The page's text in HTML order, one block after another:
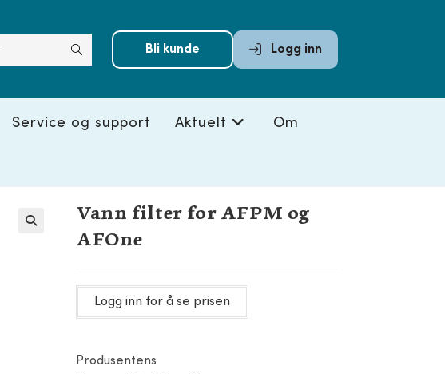
Bli kunde Logg inn
Service og support Aktuelt Om
Vann filter for AFPM og
AFOne
Logg inn for å se prisen
Produsentens